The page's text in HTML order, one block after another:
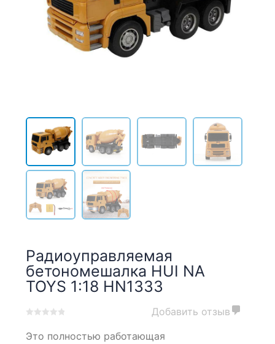
Радиоуправляемая
бетономешалка HUI NA
TOYS 1:18 HN1333
out
Добавить отзыв
Это полностью работающая